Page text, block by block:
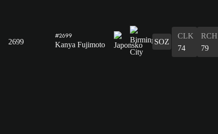
2699
#2699
Kanya Fujimoto SOZ
CLK
74
RCH
79